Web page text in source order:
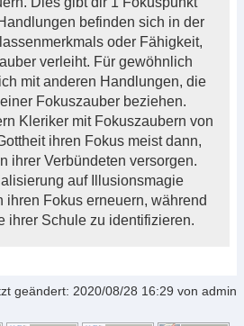
befinden sich in der
oder Fähigkeit,
verleiht. Für gewöhnlich
mit anderen Handlungen, die
Fokuszauber beziehen.
Kleriker mit Fokuszaubern von
ihren Fokus meist dann,
ihrer Verbündeten versorgen.
auf Illusionsmagie
ihren Fokus erneuern, während
ihrer Schule zu identifizieren.
geändert: 2020/08/28 16:29 von admin